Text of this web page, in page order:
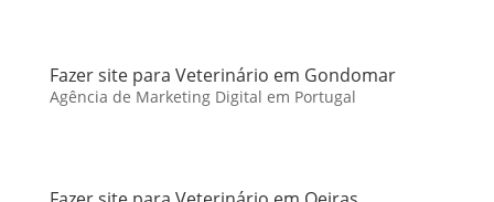
Fazer site para Veterinário em Gondomar
Agência de Marketing Digital em Portugal